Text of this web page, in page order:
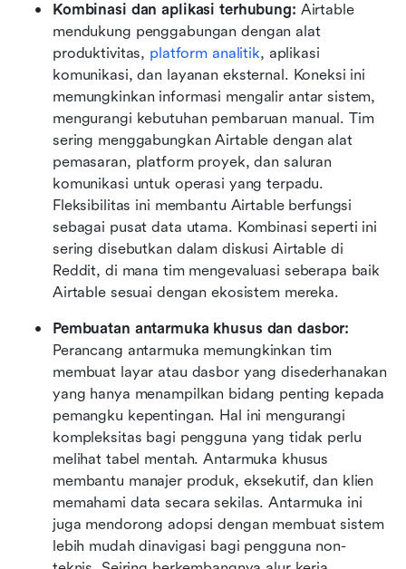
Kombinasi dan aplikasi terhubung: Airtable
mendukung penggabungan dengan alat
produktivitas, platform analitik, aplikasi
komunikasi, dan layanan eksternal. Koneksi ini
memungkinkan informasi mengalir antar sistem,
mengurangi kebutuhan pembaruan manual. Tim
sering menggabungkan Airtable dengan alat
pemasaran, platform proyek, dan saluran
komunikasi untuk operasi yang terpadu.
Fleksibilitas ini membantu Airtable berfungsi
sebagai pusat data utama. Kombinasi seperti ini
sering disebutkan dalam diskusi Airtable di
Reddit, di mana tim mengevaluasi seberapa baik
Airtable sesuai dengan ekosistem mereka.
Pembuatan antarmuka khusus dan dasbor:
Perancang antarmuka memungkinkan tim
membuat layar atau dasbor yang disederhanakan
yang hanya menampilkan bidang penting kepada
pemangku kepentingan. Hal ini mengurangi
kompleksitas bagi pengguna yang tidak perlu
melihat tabel mentah. Antarmuka khusus
membantu manajer produk, eksekutif, dan klien
memahami data secara sekilas. Antarmuka ini
juga mendorong adopsi dengan membuat sistem
lebih mudah dinavigasi bagi pengguna non-